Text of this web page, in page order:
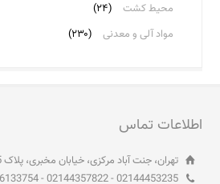
محیط کشت
(۲۴)
مواد آلی و معدنی
(۲۳۰)
اطلاعات تماس
تهران، جنت آباد مرکزی، خیابان مخبری، پلاک 215، واحد 1 غربی
02144453235 - 02144357822 - 02146133754